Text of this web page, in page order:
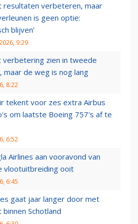
resultaten verbeteren, maar
is geen optie:
blijven’
9:29
verbetering zien in tweede
maar de weg is nog lang
8:22
tekent voor zes extra Airbus
om laatste Boeing 757's af te
6:52
Airlines aan vooravond van
vlootuitbreiding ooit
6:45
gaat jaar langer door met
binnen Schotland